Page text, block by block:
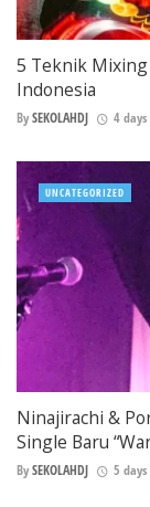
5 Teknik Mixing
Indonesia
BySEKOLAHDJ 4 days
Ninajirachi &
Single Baru
BySEKOLAHDJ 5 days
UNCATEGORIZED